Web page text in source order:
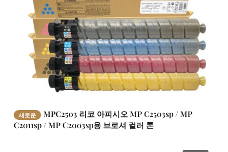
새로운
MPC2503 리코 아피시오 MP C2503sp / MP
C2011sp / MP C2003sp용 브로셔 컬러 톤